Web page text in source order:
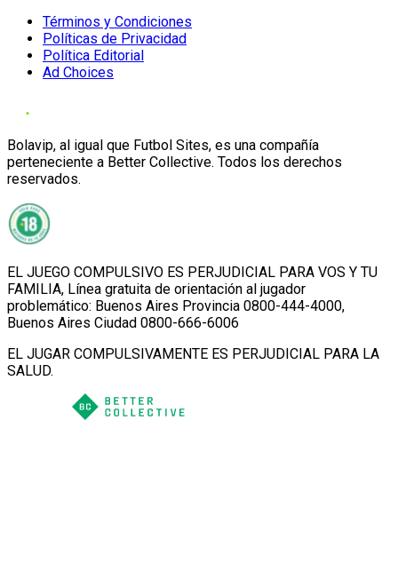
Términos y Condiciones
Políticas de Privacidad
Política Editorial
Ad Choices
Bolavip, al igual que Futbol Sites, es una compañía
perteneciente a Better Collective. Todos los derechos
reservados.
EL JUEGO COMPULSIVO ES PERJUDICIAL PARA VOS Y TU
FAMILIA, Línea gratuita de orientación al jugador
problemático: Buenos Aires Provincia 0800-444-4000,
Buenos Aires Ciudad 0800-666-6006
EL JUGAR COMPULSIVAMENTE ES PERJUDICIAL PARA LA
SALUD.